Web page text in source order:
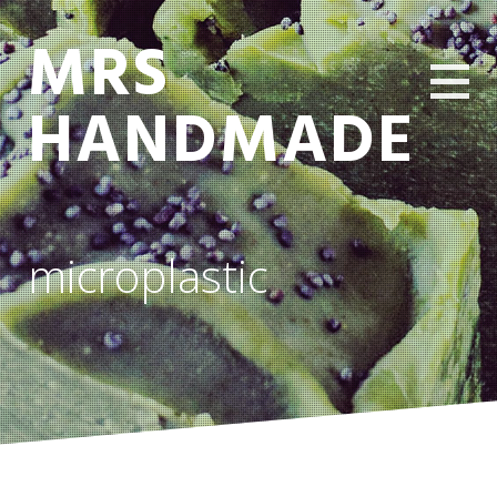
MRS
HANDMADE
microplastic